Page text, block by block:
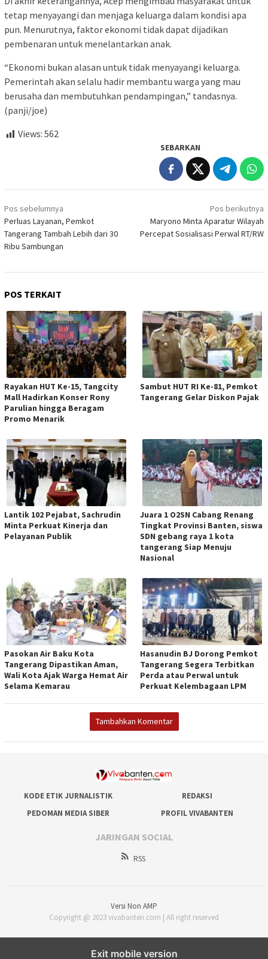
tetap menyayangi dan menjaga keluarga dalam kondisi apa
pun. Menurutnya, faktor ekonomi tidak dapat dijadikan
pembenaran untuk menelantarkan anak.
“Ekonomi bukan alasan untuk tidak menyayangi keluarga.
Pemerintah akan selalu hadir membantu warga yang mau
berusaha dan membutuhkan pendampingan,” tandasnya.
(panji/joe)
Views: 562
SEBARKAN
Navigasi
pos
Pos sebelumnya
Perluas Layanan, Pemkot
Tangerang Tambah Lebih dari 30
Ribu Sambungan
Pos berikutnya
Maryono Minta Aparatur Wilayah
Percepat Sosialisasi Perwal RT/RW
POS TERKAIT
Rayakan HUT Ke-15, Tangcity
Mall Hadirkan Konser Rony
Parulian hingga Beragam
Promo Menarik
Sambut HUT RI Ke-81, Pemkot
Tangerang Gelar Diskon Pajak
Lantik 102 Pejabat, Sachrudin
Minta Perkuat Kinerja dan
Pelayanan Publik
Juara 1 O2SN Cabang Renang
Tingkat Provinsi Banten, siswa
SDN gebang raya 1 kota
tangerang Siap Menuju
Nasional
Pasokan Air Baku Kota
Tangerang Dipastikan Aman,
Wali Kota Ajak Warga Hemat Air
Selama Kemarau
Hasanudin BJ Dorong Pemkot
Tangerang Segera Terbitkan
Perda atau Perwal untuk
Perkuat Kelembagaan LPM
Tambahkan Komentar
KODE ETIK JURNALISTIK
REDAKSI
PEDOMAN MEDIA SIBER
PROFIL VIVABANTEN
JARINGAN SOCIAL
RSS
Versi Non AMP
Copyright @ 2023 vivabanten.com | All right reserved
Exit mobile version